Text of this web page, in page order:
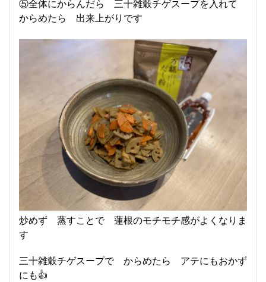
⑤全体にからんだら 三十雑穀チゲスープを入れて
からめたら 出来上がりです
炒めず 蒸すことで 蓮根のモチモチ感がよくなりま
す
三十雑穀チゲスープで からめたら アテにもおかず
にも👍